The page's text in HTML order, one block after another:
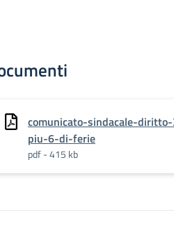
comunicato-sindacale-
piu-6-di-ferie
pdf - 415 kb